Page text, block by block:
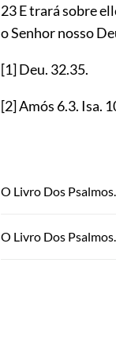
23 E trará sobre
o Senhor nosso
[1]Deu. 32.35.
[2]Amós 6.3. Isa.
O Livro Dos
O Livro Dos